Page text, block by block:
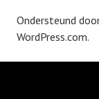
Ondersteund
WordPress.com.